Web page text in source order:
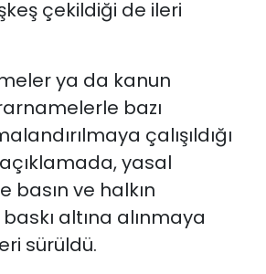
çekildiği de ileri
ya da kanun
bazı
çalışıldığı
yasal
basın ve halkın
altına alınmaya
sürüldü.